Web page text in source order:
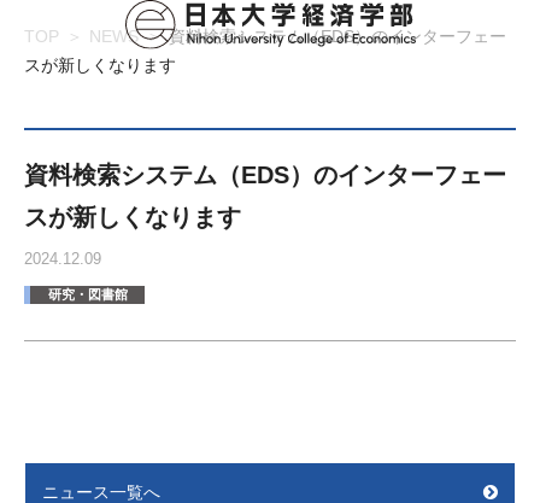
TOP NEWS
資料検索システム（EDS）のインターフェー
スが新しくなります
資料検索システム（EDS）のインターフェー
スが新しくなります
2024.12.09
研究・図書館
ニュース一覧へ